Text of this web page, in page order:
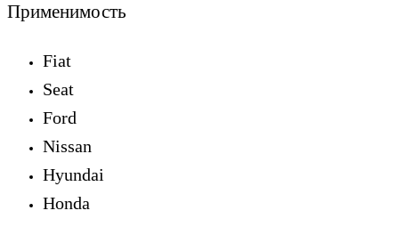
Применимость
Fiat
Seat
Ford
Nissan
Hyundai
Honda